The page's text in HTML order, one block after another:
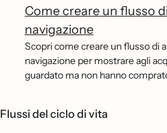
Come creare un flusso
navigazione
Scopri come creare un flusso di
navigazione per mostrare agli
guardato ma non hanno
Flussi del ciclo di vita